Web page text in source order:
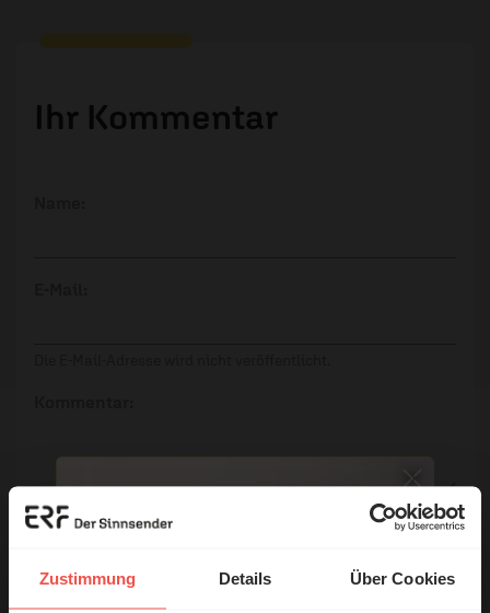
Zustimmung Details Über Cookies
Ihr Kommentar
Meinen Kommentar nicht öffentlich teilen.
anonymisiert erfasst und zum Zweck der
Verbesserung unseres Online-Angebots